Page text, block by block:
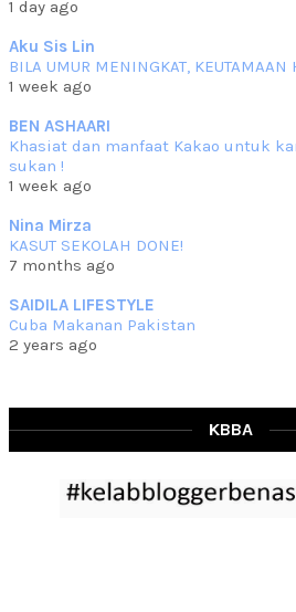
che mat ucapkan
Jun 30 2023
RESIPI KURMA AYAM MERAH
Assalammualaikum, salam semua. Hari
Jun 23 2023
RESIPI SAMBAL PARU
Assalammualaikum, salam sejahtera
Jun 20 2023
RESIPI PISANG MUDA MASAK
lemak ni che mat... read more
Mar 07 2023
RESIPI BAMIA KAMBING
Assalammualaikum, salam Ahad semua.
asyik hujan saja di... read more
1 day ago
Aku Sis Lin
BILA UMUR MENINGKAT, KEUTAMAAN
1 week ago
BEN ASHAARI
Khasiat dan manfaat Kakao untuk
sukan !
1 week ago
Nina Mirza
KASUT SEKOLAH DONE!
7 months ago
SAIDILA LIFESTYLE
Cuba Makanan Pakistan
2 years ago
KBBA